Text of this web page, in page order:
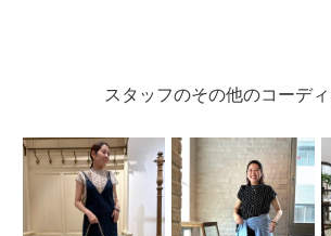
スタッフのその他のコーディ